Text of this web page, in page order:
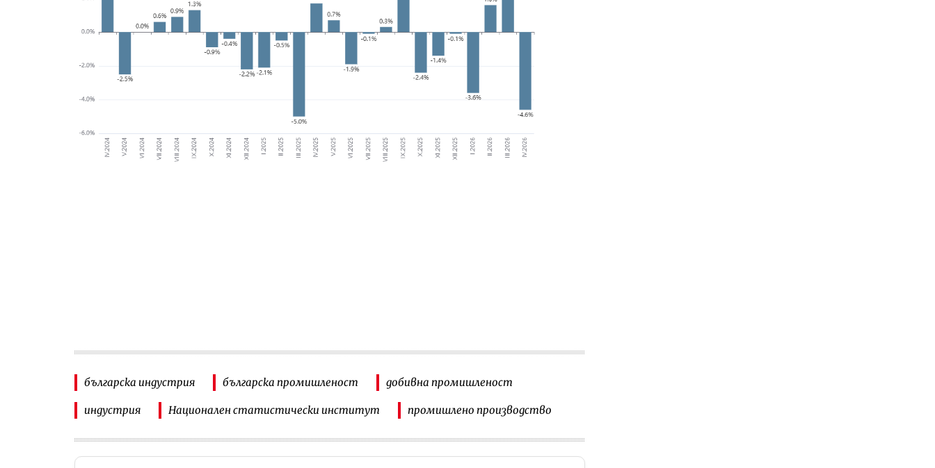
българска индустрия българска промишленост добивна промишленост
индустрия Национален статистически институт промишлено производство